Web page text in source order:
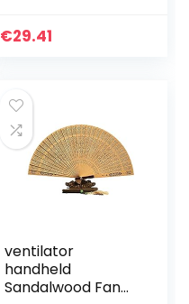
schilderij ambacht
€29.41
ventilator
handheld
Sandalwood Fan